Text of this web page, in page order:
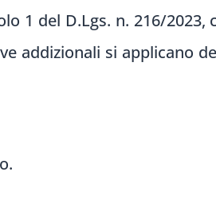
1 del D.Lgs. n. 216/2023,
addizionali si applicano